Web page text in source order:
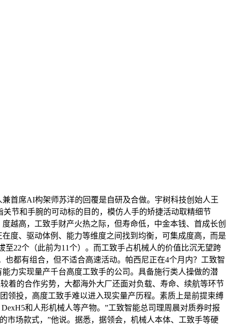
首席AI构架师苏洋的回覆是自研及合做。宇树科技创始人王
节和手腕的可动标的目的，模仿人手的矫捷活动取精细节
越高，工致手财产火热之际，但寿命低，中金本钱、首成长创
度、驱动体例、能力等维度之间找到均衡，可集成度高，而是
22个（此前为11个）。而工致手占机械人的价值比沉无望跨
都有组合，但不适合高速活动。帕西尼正在4个月内？工致智
力实现量产千台高度工致手的公司。具备施行类人操做的潜
着的合作劣势，大都海外大厂还面对负载、寿命、续航等环节
领投，高度工致手难以进入现实量产历程。素质上是前提束缚
和人形机械人等产物。”工致智能总司理周晨对质券时报
市场款式，”他说。据悉，据领会，机械人本体、工致手等硬